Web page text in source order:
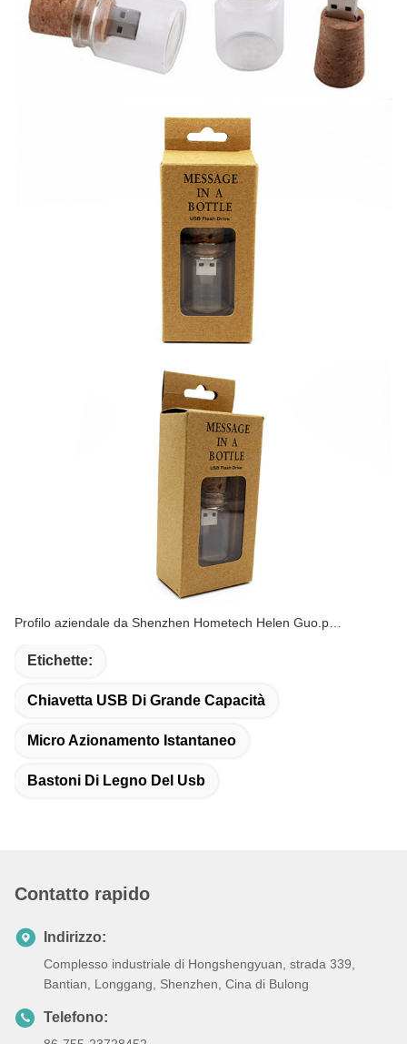
Profilo aziendale da Shenzhen Hometech Helen Guo.p…
Etichette:
Chiavetta USB Di Grande Capacità
Micro Azionamento Istantaneo
Bastoni Di Legno Del Usb
Contatto rapido
Indirizzo:
Complesso industriale di Hongshengyuan, strada 339,
Bantian, Longgang, Shenzhen, Cina di Bulong
Telefono: